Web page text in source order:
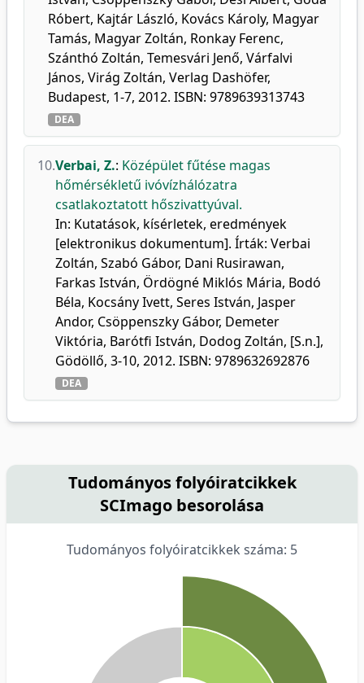
Róbert, Kajtár László, Kovács Károly, Magyar
Tamás, Magyar Zoltán, Ronkay Ferenc,
Szánthó Zoltán, Temesvári Jenő, Várfalvi
János, Virág Zoltán, Verlag Dashöfer,
Budapest, 1-7, 2012. ISBN: 9789639313743
DEA
10.Verbai, Z.: Középület fűtése magas
hőmérsékletű ivóvízhálózatra
csatlakoztatott hőszivattyúval.
In: Kutatások, kísérletek, eredmények
[elektronikus dokumentum]. Írták: Verbai
Zoltán, Szabó Gábor, Dani Rusirawan,
Farkas István, Ördögné Miklós Mária, Bodó
Béla, Kocsány Ivett, Seres István, Jasper
Andor, Csöppenszky Gábor, Demeter
Viktória, Barótfi István, Dodog Zoltán, [S.n.],
Gödöllő, 3-10, 2012. ISBN: 9789632692876
DEA
Tudományos folyóiratcikkek
SCImago besorolása
Tudományos folyóiratcikkek száma: 5